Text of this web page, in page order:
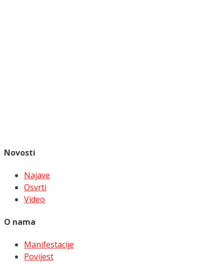
Novosti
Najave
Osvrti
Video
O nama
Manifestacije
Povijest